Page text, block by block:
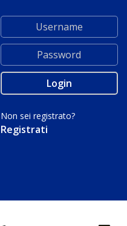
Non sei registrato?
Registrati